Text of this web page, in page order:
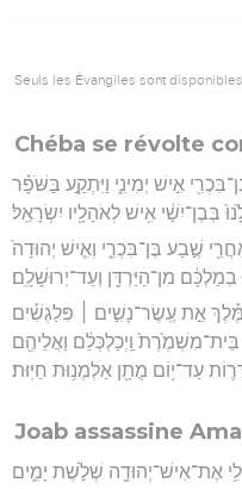
Seuls les Évangiles sont
Chéba se révolte
אִ֣ישׁ יְמִינִ֑י וַיִּתְקַ֣ע בַּשֹּׁפָ֗ר
בְּבֶן־יִשַׁ֔י אִ֥ישׁ לְאֹהָלָ֖יו יִשְׂרָאֵֽל׃
שֶׁ֣בַע בֶּן־בִּכְרִ֑י וְאִ֤ישׁ יְהוּדָה֙
מִן־הַיַּרְדֵּ֖ן וְעַד־יְרוּשָׁלִָֽם׃
אֵ֣ת עֶֽשֶׂר־נָשִׁ֣ים ׀ פִּלַגְשִׁ֡ים
וַֽיְכַלְכְּלֵ֔ם וַאֲלֵיהֶ֖ם
עַד־י֥וֹם מֻתָ֖ן אַלְמְנ֥וּת חַיּֽוּת׃
Joab assassine
אֶת־אִישׁ־יְהוּדָ֖ה שְׁלֹ֣שֶׁת יָמִ֑ים